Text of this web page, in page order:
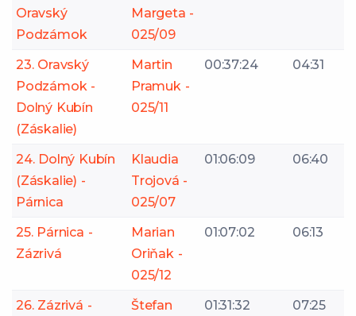
Oravský
Podzámok
Margeta -
025/09
23. Oravský
Podzámok -
Dolný Kubín
(Záskalie)
Martin
Pramuk -
025/11
00:37:24 04:31
24. Dolný Kubín
(Záskalie) -
Párnica
Klaudia
Trojová -
025/07
01:06:09 06:40
25. Párnica -
Zázrivá
Marian
Oriňak -
025/12
01:07:02 06:13
26. Zázrivá -
Štefan
01:31:32 07:25